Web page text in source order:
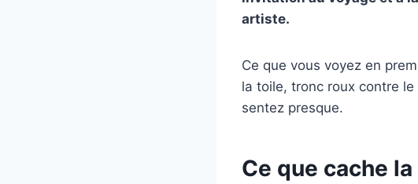
artiste.
Ce que vous voyez en
la toile, tronc roux contre
sentez presque.
Ce que cache